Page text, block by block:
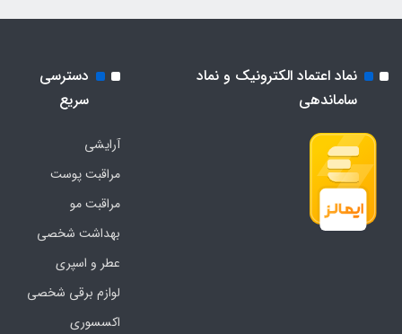
نماد اعتماد الکترونیک و نماد
ساماندهی
دسترسی
سریع
آرایشی
مراقبت پوست
مراقبت مو
بهداشت شخصی
عطر و اسپری
لوازم برقی شخصی
اکسسوری